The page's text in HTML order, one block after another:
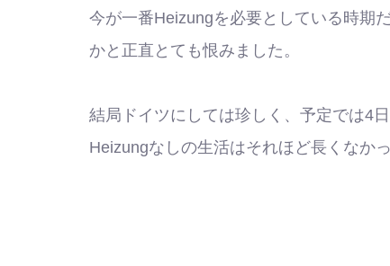
今が一番Heizungを必要としている時期
かと正直とても恨みました。
結局ドイツにしては珍しく、予定では4
Heizungなしの生活はそれほど長くなか